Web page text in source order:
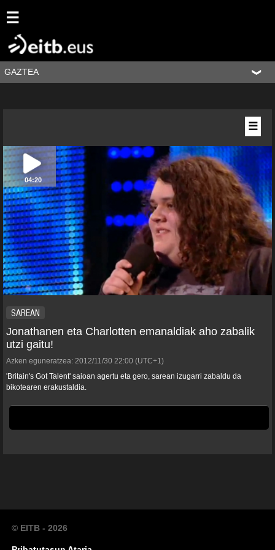
☰
GAZTEA
04:20
SAREAN
Jonathanen eta Charlotten emanaldiak aho zabalik
utzi gaitu!
Azken eguneratzea: 2012/11/30 22:00 (UTC+1)
'Britain's Got Talent' saioan agertu eta gero, sarean izugarri zabaldu da
bikotearen erakustaldia.
☰
© EITB - 2026